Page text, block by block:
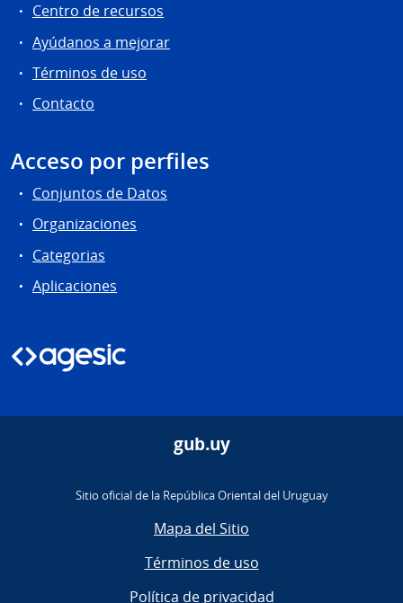
Centro de recursos
Ayúdanos a mejorar
Términos de uso
Contacto
Acceso por perfiles
Conjuntos de Datos
Organizaciones
Categorias
Aplicaciones
gub.uy
Sitio oficial de la República Oriental del Uruguay
Mapa del Sitio
Términos de uso
Política de privacidad